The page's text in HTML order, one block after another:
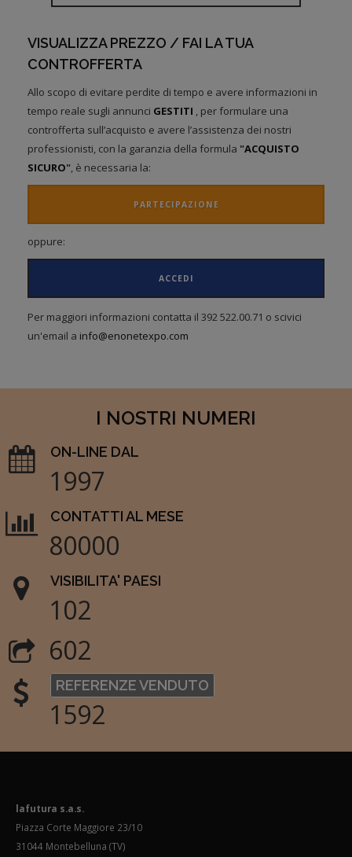
VISUALIZZA PREZZO / FAI LA TUA
CONTROFFERTA
Allo scopo di evitare perdite di tempo e avere informazioni in
tempo reale sugli annunci GESTITI , per formulare una
controfferta sull’acquisto e avere l’assistenza dei nostri
professionisti, con la garanzia della formula "ACQUISTO
SICURO", è necessaria la:
PARTECIPAZIONE
oppure:
ACCEDI
Per maggiori informazioni contatta il 392 522.00.71 o scivici
un'email a info@enonetexpo.com
I NOSTRI NUMERI
ON-LINE DAL
1997
CONTATTI AL MESE
80000
VISIBILITA' PAESI
102
602
REFERENZE VENDUTO
1592
lafutura s.a.s.
Piazza Corte Maggiore 23/10
31044 Montebelluna (TV)